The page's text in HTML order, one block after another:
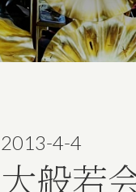
2013-4-4
大般若